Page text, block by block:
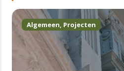
Algemeen, Projecten